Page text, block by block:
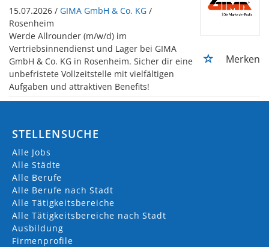
15.07.2026 / GIMA GmbH & Co. KG /
Rosenheim
Werde Allrounder (m/w/d) im
Vertriebsinnendienst und Lager bei GIMA
GmbH & Co. KG in Rosenheim. Sicher dir eine
unbefristete Vollzeitstelle mit vielfältigen
Aufgaben und attraktiven Benefits!
Merken
STELLENSUCHE
Alle Jobs
Alle Städte
Alle Berufe
Alle Berufe nach Stadt
Alle Tätigkeitsbereiche
Alle Tätigkeitsbereiche nach Stadt
Ausbildung
Firmenprofile